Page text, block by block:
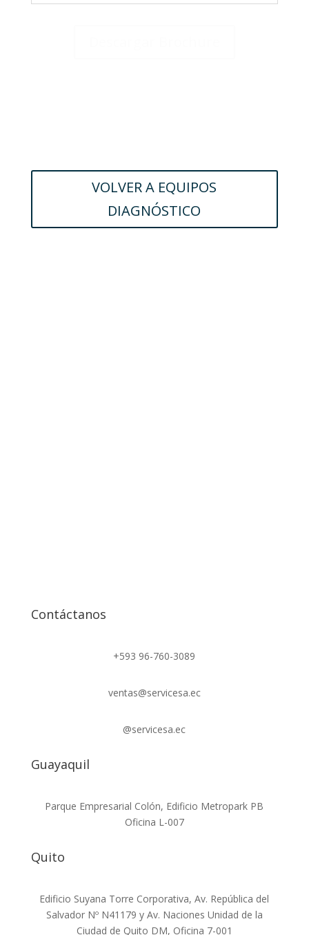
VOLVER A EQUIPOS
DIAGNÓSTICO
Contáctanos
+593 96-760-3089
ventas@servicesa.ec
@servicesa.ec
Guayaquil
Parque Empresarial Colón, Edificio Metropark PB
Oficina L-007
Quito
Edificio Suyana Torre Corporativa, Av. República del
Salvador Nº N41179 y Av. Naciones Unidad de la
Ciudad de Quito DM, Oficina 7-001